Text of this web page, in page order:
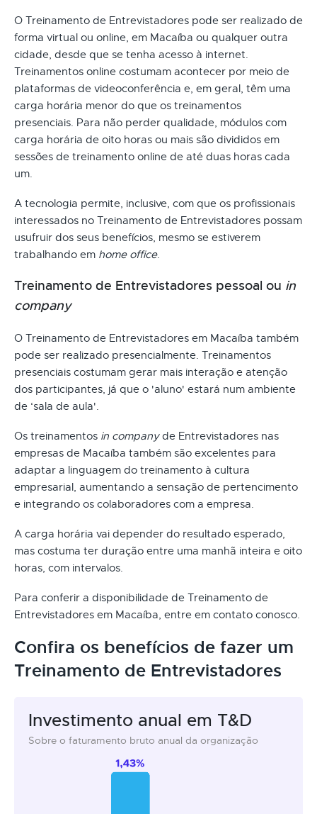
O Treinamento de Entrevistadores pode ser realizado de
forma virtual ou online, em Macaíba ou qualquer outra
cidade, desde que se tenha acesso à internet.
Treinamentos online costumam acontecer por meio de
plataformas de videoconferência e, em geral, têm uma
carga horária menor do que os treinamentos
presenciais. Para não perder qualidade, módulos com
carga horária de oito horas ou mais são divididos em
sessões de treinamento online de até duas horas cada
um.
A tecnologia permite, inclusive, com que os profissionais
interessados no Treinamento de Entrevistadores possam
usufruir dos seus benefícios, mesmo se estiverem
trabalhando em home office.
Treinamento de Entrevistadores pessoal ou in
company
O Treinamento de Entrevistadores em Macaíba também
pode ser realizado presencialmente. Treinamentos
presenciais costumam gerar mais interação e atenção
dos participantes, já que o 'aluno' estará num ambiente
de ‘sala de aula'.
Os treinamentos in companyde Entrevistadores nas
empresas de Macaíba também são excelentes para
adaptar a linguagem do treinamento à cultura
empresarial, aumentando a sensação de pertencimento
e integrando os colaboradores com a empresa.
A carga horária vai depender do resultado esperado,
mas costuma ter duração entre uma manhã inteira e oito
horas, com intervalos.
Para conferir a disponibilidade de Treinamento de
Entrevistadores em Macaíba, entre em contato conosco.
Confira os benefícios de fazer um
Treinamento de Entrevistadores
Investimento anual em T&D
Sobre o faturamento bruto anual da organização